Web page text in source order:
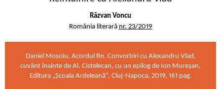
Răzvan Voncu
România literară nr. 23/2019
Daniel Moșoiu, Acordul fin. Convorbiri cu Alexandru Vlad,
cuvânt înainte de Al. Cistelecan, cu un epilog de Ion Mureșan,
Editura „Școala Ardeleană”, Cluj-Napoca, 2019, 161 pag.